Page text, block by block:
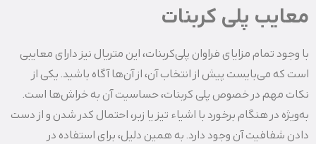
معایب پلی کربنات
با وجود تمام مزایای فراوان پلی‌کربنات، این متریال نیز دارای معایبی
است که می‌بایست پیش از انتخاب آن، از آن‌ها آگاه باشید. یکی از
نکات مهم در خصوص پلی کربنات، حساسیت آن به خراش‌ها است.
به‌ویژه در هنگام برخورد با اشیاء تیز یا زبر، احتمال کدر شدن و از دست
دادن شفافیت آن وجود دارد. به همین دلیل، برای استفاده در